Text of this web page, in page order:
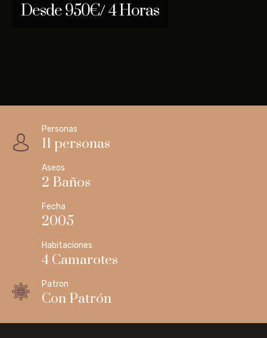
Desde 950€/ 4 Horas
Personas
11 personas
Aseos
2 Baños
Fecha
2005
Habitaciones
4 Camarotes
Patron
Con Patrón